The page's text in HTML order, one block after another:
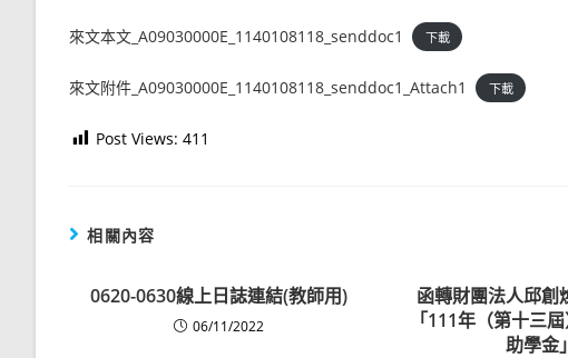
來文本文_A09030000E_1140108118_senddoc1 下載
來文附件_A09030000E_1140108118_senddoc1_Attach1 下載
Post Views: 411
相關內容
0620-0630線上日誌連結(教師用)
06/11/2022
函轉財團法人邱創
「111年（第十三
助學金」